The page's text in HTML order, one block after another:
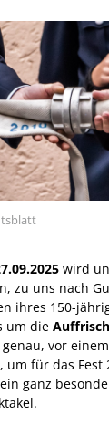
wird
zu uns nach
ihres 150-
um die
vor
für das Fest
ganz